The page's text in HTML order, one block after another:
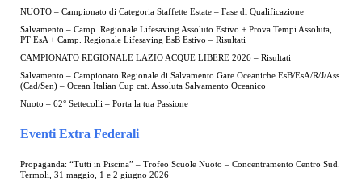
NUOTO – Campionato di Categoria Staffette Estate – Fase di Qualificazione
Salvamento – Camp. Regionale Lifesaving Assoluto Estivo + Prova Tempi Assoluta,
PT EsA + Camp. Regionale Lifesaving EsB Estivo – Risultati
CAMPIONATO REGIONALE LAZIO ACQUE LIBERE 2026 – Risultati
Salvamento – Campionato Regionale di Salvamento Gare Oceaniche EsB/EsA/R/J/Ass
(Cad/Sen) – Ocean Italian Cup cat. Assoluta Salvamento Oceanico
Nuoto – 62° Settecolli – Porta la tua Passione
Eventi Extra Federali
Propaganda: “Tutti in Piscina” – Trofeo Scuole Nuoto – Concentramento Centro Sud.
Termoli, 31 maggio, 1 e 2 giugno 2026